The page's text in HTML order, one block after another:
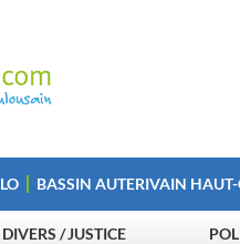
BASSIN AUTERIVAIN
/ JUSTICE